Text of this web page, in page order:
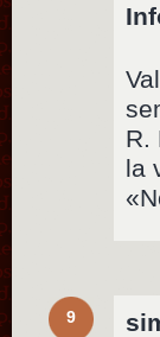
R.
la
9